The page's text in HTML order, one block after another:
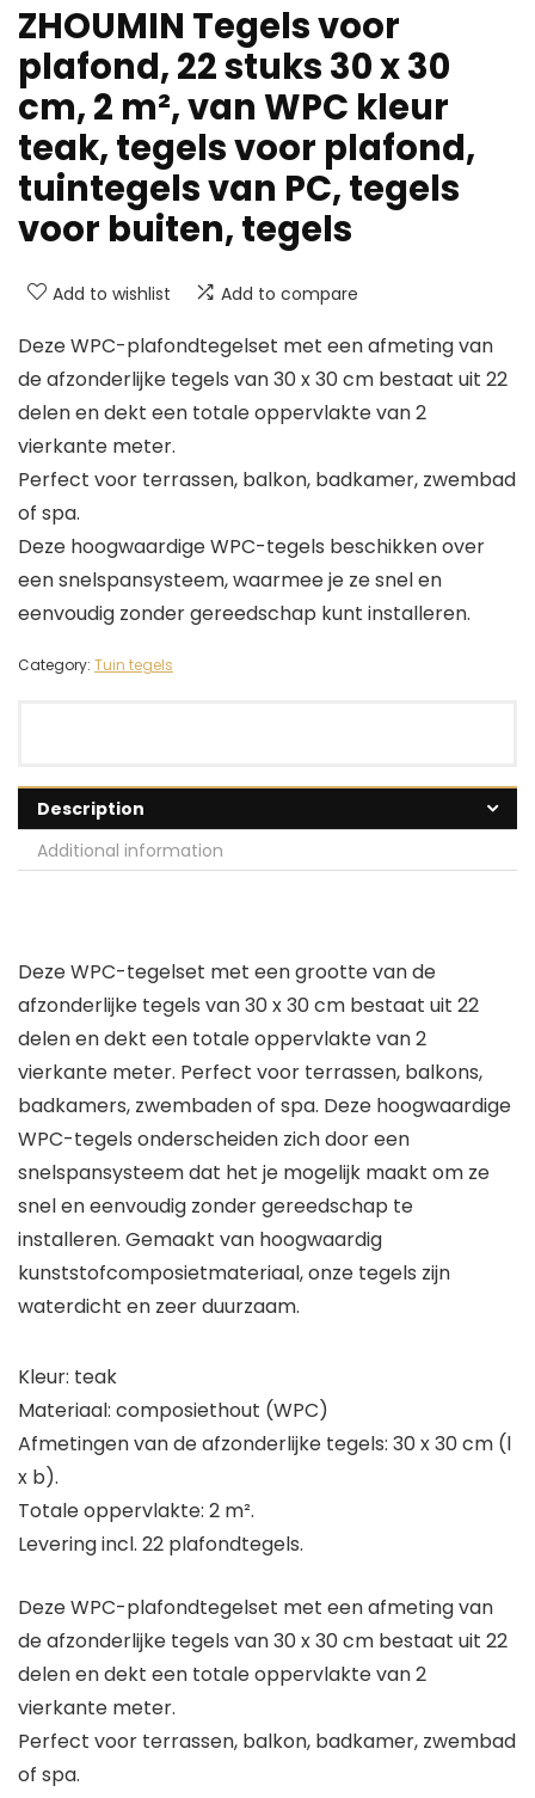
ZHOUMIN Tegels voor
plafond, 22 stuks 30 x 30
cm, 2 m², van WPC kleur
teak, tegels voor plafond,
tuintegels van PC, tegels
voor buiten, tegels
Add to wishlist Add to compare
Deze WPC-plafondtegelset met een afmeting van
de afzonderlijke tegels van 30 x 30 cm bestaat uit 22
delen en dekt een totale oppervlakte van 2
vierkante meter.
Perfect voor terrassen, balkon, badkamer, zwembad
of spa.
Deze hoogwaardige WPC-tegels beschikken over
een snelspansysteem, waarmee je ze snel en
eenvoudig zonder gereedschap kunt installeren.
Category: Tuin tegels
Description
Additional information
Deze WPC-tegelset met een grootte van de
afzonderlijke tegels van 30 x 30 cm bestaat uit 22
delen en dekt een totale oppervlakte van 2
vierkante meter. Perfect voor terrassen, balkons,
badkamers, zwembaden of spa. Deze hoogwaardige
WPC-tegels onderscheiden zich door een
snelspansysteem dat het je mogelijk maakt om ze
snel en eenvoudig zonder gereedschap te
installeren. Gemaakt van hoogwaardig
kunststofcomposietmateriaal, onze tegels zijn
waterdicht en zeer duurzaam.
Kleur: teak
Materiaal: composiethout (WPC)
Afmetingen van de afzonderlijke tegels: 30 x 30 cm (l
x b).
Totale oppervlakte: 2 m².
Levering incl. 22 plafondtegels.
Deze WPC-plafondtegelset met een afmeting van
de afzonderlijke tegels van 30 x 30 cm bestaat uit 22
delen en dekt een totale oppervlakte van 2
vierkante meter.
Perfect voor terrassen, balkon, badkamer, zwembad
of spa.